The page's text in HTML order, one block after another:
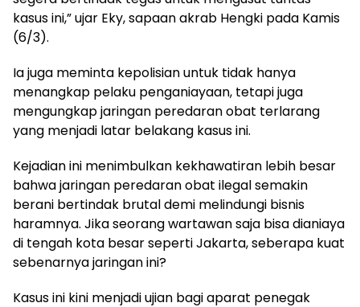
kasus ini,” ujar Eky, sapaan akrab Hengki pada Kamis
(6/3).
Ia juga meminta kepolisian untuk tidak hanya
menangkap pelaku penganiayaan, tetapi juga
mengungkap jaringan peredaran obat terlarang
yang menjadi latar belakang kasus ini.
Kejadian ini menimbulkan kekhawatiran lebih besar
bahwa jaringan peredaran obat ilegal semakin
berani bertindak brutal demi melindungi bisnis
haramnya. Jika seorang wartawan saja bisa dianiaya
di tengah kota besar seperti Jakarta, seberapa kuat
sebenarnya jaringan ini?
Kasus ini kini menjadi ujian bagi aparat penegak